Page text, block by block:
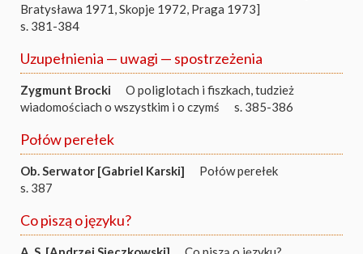
Bratysława 1971, Skopje 1972, Praga 1973]
s. 381-384
Uzupełnienia — uwagi — spostrzeżenia
Zygmunt Brocki
O poliglotach i fiszkach, tudzież
wiadomościach o wszystkim i o czymś
s. 385-386
Połów perełek
Ob. Serwator [Gabriel Karski]
Połów perełek
s. 387
Co piszą o języku?